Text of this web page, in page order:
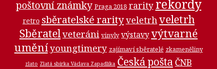
poštovní známky Praga 2018 rarity rekordy
retro sběratelské rarityveletrhveletrh
Sběratelveteráni vinyly výstavyvýtvarné
uměníyoungtimery zajímaví sběratelé zkameněliny
zlato Zlatá sbírka Václava Zapadlíka Česká pošta ČNB